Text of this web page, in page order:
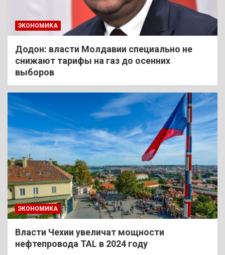
ЭКОНОМИКА
Додон: власти Молдавии специально не
снижают тарифы на газ до осенних
выборов
ЭКОНОМИКА
Власти Чехии увеличат мощности
нефтепровода TAL в 2024 году